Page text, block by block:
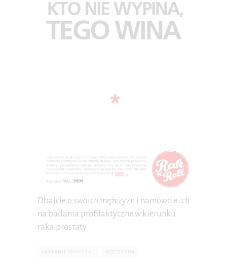
Dbajcie o swoich mężczyzn i namówcie ich
na badania profilaktyczne w kierunku
raka prostaty.
KAMPANIE SPOŁECZNE MĘŻCZYZNA